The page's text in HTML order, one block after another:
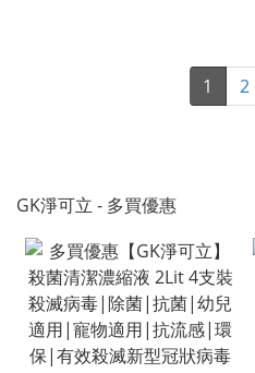
1 2
GK淨可立 - 多買優惠